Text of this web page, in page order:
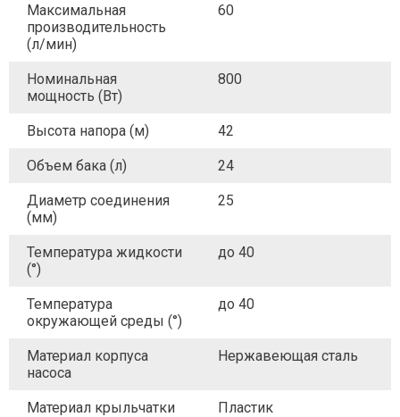
Максимальная
производительность
(л/мин)
60
Номинальная
мощность (Вт)
800
Высота напора (м) 42
Объем бака (л) 24
Диаметр соединения
(мм)
25
Температура жидкости
(°)
до 40
Температура
окружающей среды (°)
до 40
Материал корпуса
насоса
Нержавеющая сталь
Материал крыльчатки Пластик